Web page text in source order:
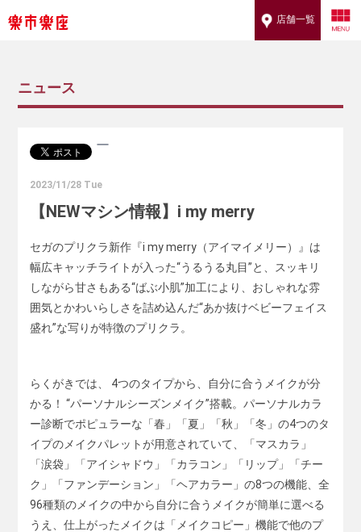
店舗一覧
ニュース
2023/11/28 Tue
【NEWマシン情報】i my merry
セガのプリクラ新作『i my merry（アイマイメリー）』は
幅広キャッチライトが入った“うるうる丸目”と、スッキリ
しながら甘さもある“ばぶ小肌”加工により、おしゃれな雰
囲気とかわいらしさを詰め込んだ“あか抜けベビーフェイス
盛れ”な写りが特徴のプリクラ。
らくがきでは、 4つのタイプから、自分に合うメイクが分
かる！ “パーソナルシーズンメイク”搭載。パーソナルカラ
ー診断でポピュラーな「春」「夏」「秋」「冬」の4つのタ
イプのメイクパレットが用意されていて、「マスカラ」
「涙袋」「アイシャドウ」「カラコン」「リップ」「チー
ク」「ファンデーション」「ヘアカラー」の8つの機能、全
96種類のメイクの中から自分に合うメイクが簡単に選べる
うえ、仕上がったメイクは「メイクコピー」機能で他のプ